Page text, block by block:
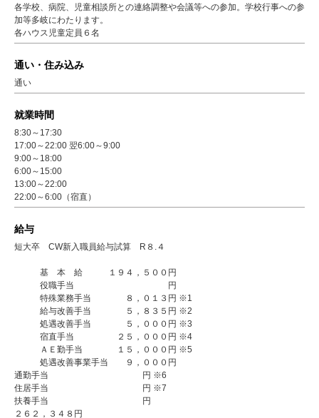
各学校、病院、児童相談所との連絡調整や会議等への参加。学校行事への参
加等多岐にわたります。
各ハウス児童定員６名
通い・住み込み
通い
就業時間
8:30～17:30
17:00～22:00 翌6:00～9:00
9:00～18:00
6:00～15:00
13:00～22:00
22:00～6:00（宿直）
給与
短大卒 CW新入職員給与試算 R８.４
基 本 給 １９４，５００円
役職手当 円
特殊業務手当 ８，０１３円 ※1
給与改善手当 ５，８３５円 ※2
処遇改善手当 ５，０００円 ※3
宿直手当 ２５，０００円 ※4
ＡＥ勤手当 １５，０００円 ※5
処遇改善事業手当 ９，０００円
通勤手当 円 ※6
住居手当 円 ※7
扶養手当 円
２６２，３４８円